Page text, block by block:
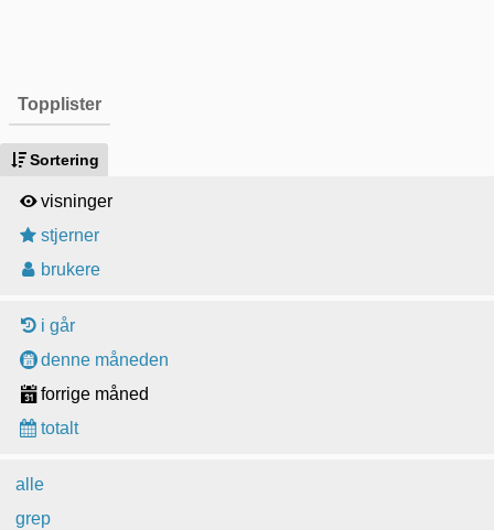
Topplister
Sortering
visninger
stjerner
brukere
i går
denne måneden
forrige måned
totalt
alle
grep